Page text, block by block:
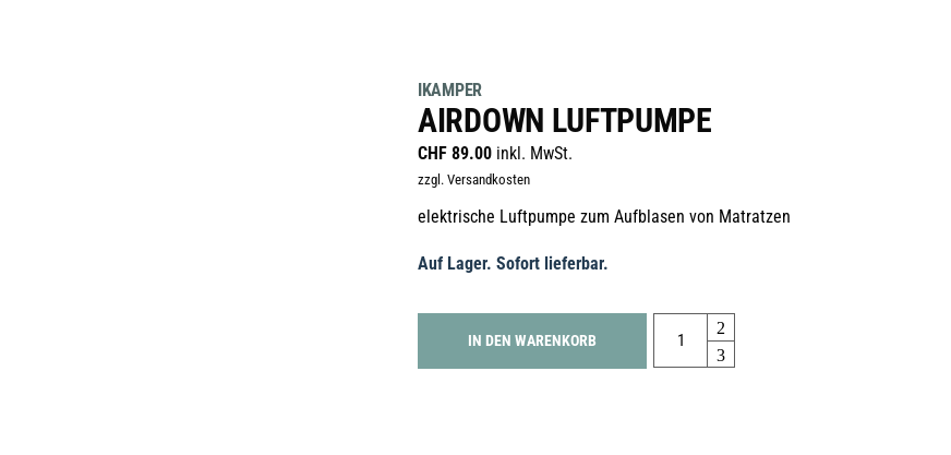
IKAMPER
AIRDOWN LUFTPUMPE
CHF 89.00 inkl. MwSt.
zzgl. Versandkosten
elektrische Luftpumpe zum Aufblasen von Matratzen
Auf Lager. Sofort lieferbar.
IN DEN WARENKORB